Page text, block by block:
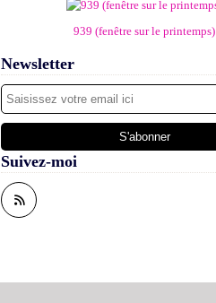
939 (fenêtre sur le printemps)
Newsletter
Suivez-moi